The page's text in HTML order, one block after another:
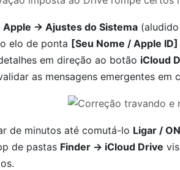
Apple → Ajustes do Sistema
elo de ponta [Seu Nome / Apple
em direção ao botão iCloud
as mensagens emergentes
de minutos até comutá-lo Ligar /
de pastas Finder → iCloud Drive